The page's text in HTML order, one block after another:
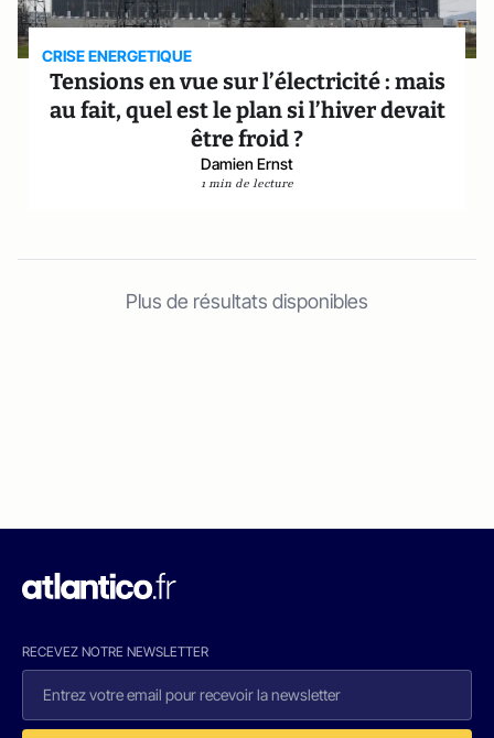
CRISE ENERGETIQUE
Tensions en vue sur l’électricité : mais
au fait, quel est le plan si l’hiver devait
être froid ?
Damien Ernst
1 min de lecture
Plus de résultats disponibles
RECEVEZ NOTRE NEWSLETTER